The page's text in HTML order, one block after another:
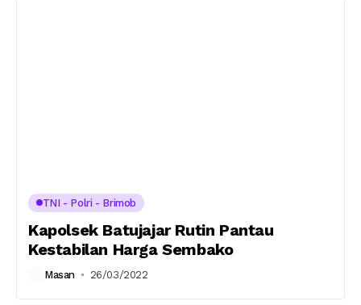
TNI - Polri - Brimob
Kapolsek Batujajar Rutin Pantau
Kestabilan Harga Sembako
Masan 26/03/2022